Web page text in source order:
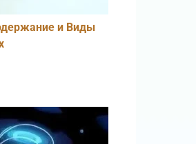
и Виды